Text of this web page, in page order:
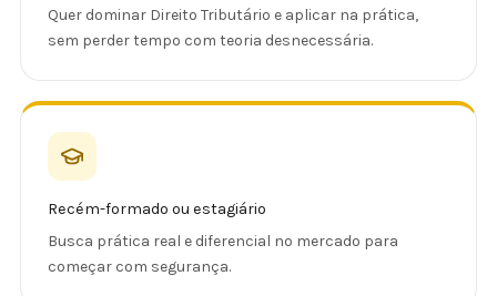
Quer dominar Direito Tributário e aplicar na prática,
sem perder tempo com teoria desnecessária.
Recém-formado ou estagiário
Busca prática real e diferencial no mercado para
começar com segurança.